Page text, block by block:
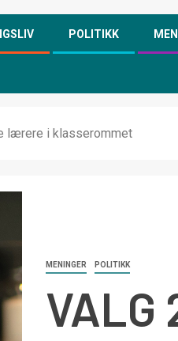
POLITIKK
lærere i klasserommet
MENINGER POLITIKK
VALG